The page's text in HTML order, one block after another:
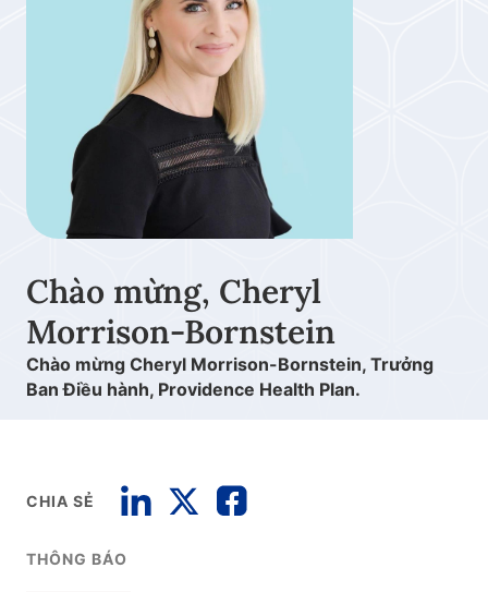
Chào mừng, Cheryl
Morrison-Bornstein
Chào mừng Cheryl Morrison-Bornstein, Trưởng
Ban Điều hành, Providence Health Plan.
CHIA SẺ
THÔNG BÁO